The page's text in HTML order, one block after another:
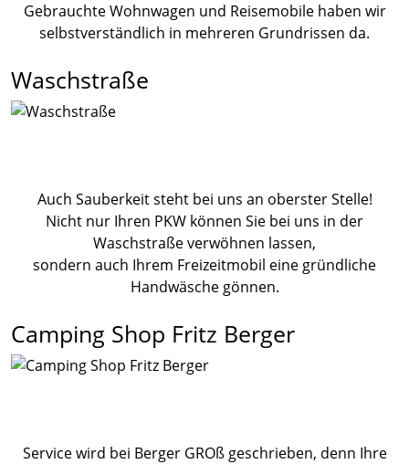
Gebrauchte Wohnwagen und Reisemobile haben wir
selbstverständlich in mehreren Grundrissen da.
Waschstraße
Auch Sauberkeit steht bei uns an oberster Stelle!
Nicht nur Ihren PKW können Sie bei uns in der
Waschstraße verwöhnen lassen,
sondern auch Ihrem Freizeitmobil eine gründliche
Handwäsche gönnen.
Camping Shop Fritz Berger
Service wird bei Berger GROß geschrieben, denn Ihre